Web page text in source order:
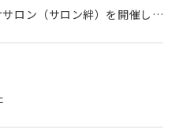
ン（サロン絆）を開催します